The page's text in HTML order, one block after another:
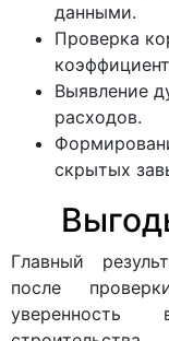
данными.
Проверка
Выявление
расходов.
скрытых
Главный
после
уверенность